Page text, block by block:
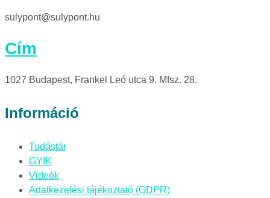
sulypont@sulypont.hu
Cím
1027 Budapest, Frankel Leó utca 9. Mfsz. 28.
Információ
Tudástár
GYIK
Videók
Adatkezelési tájékoztató (GDPR)